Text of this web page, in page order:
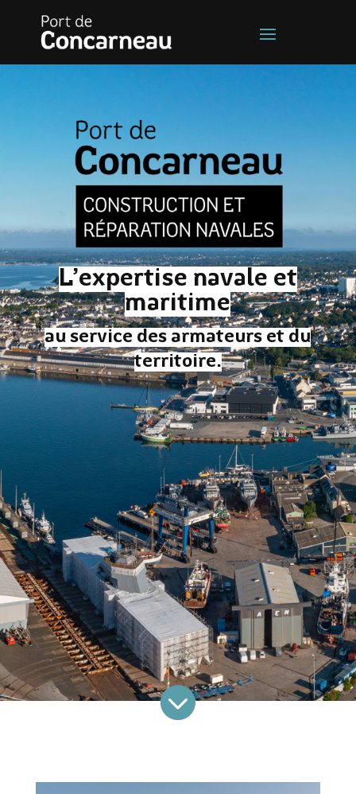
L’expertise navale et
maritime
au service des armateurs et du
territoire.